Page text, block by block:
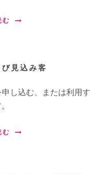
む
見込み客
し込む、または利用す
む